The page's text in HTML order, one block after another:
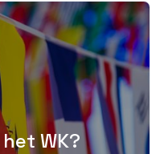
WK?